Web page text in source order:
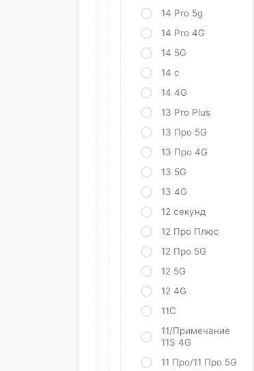
14 Pro 5g
14 Pro 4G
14 5G
14 с
14 4G
13 Pro Plus
13 Про 5G
13 Про 4G
13 5G
13 4G
12 секунд
12 Про Плюс
12 Про 5G
12 5G
12 4G
11С
11/Примечание
11S 4G
11 Про/11 Про 5G